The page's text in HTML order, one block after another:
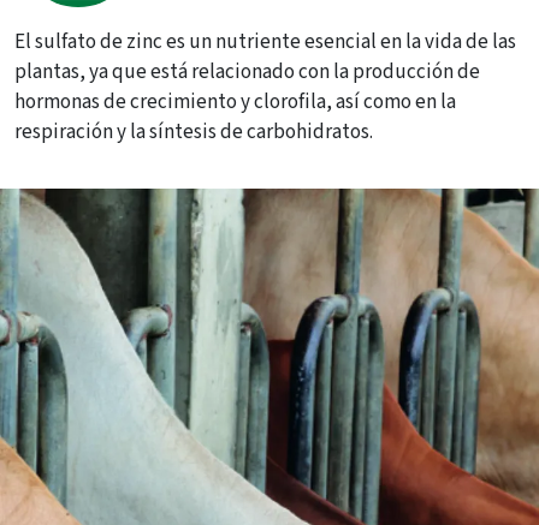
El sulfato de zinc es un nutriente esencial en la vida de las
plantas, ya que está relacionado con la producción de
hormonas de crecimiento y clorofila, así como en la
respiración y la síntesis de carbohidratos.